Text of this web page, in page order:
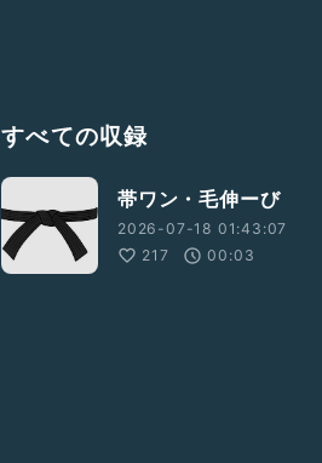
すべての収録
帯ワン・毛伸ーび
2026-07-18 01:43:07
217
00:03